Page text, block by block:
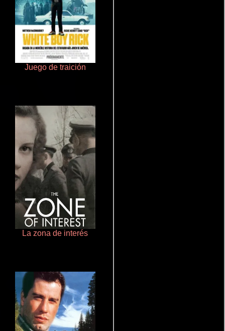
Juego de traición
La zona de interés